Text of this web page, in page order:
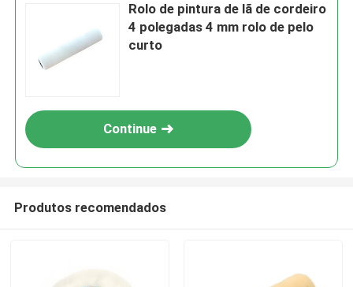
Rolo de pintura de lã de cordeiro
4 polegadas 4 mm rolo de pelo
curto
Continue
Produtos recomendados